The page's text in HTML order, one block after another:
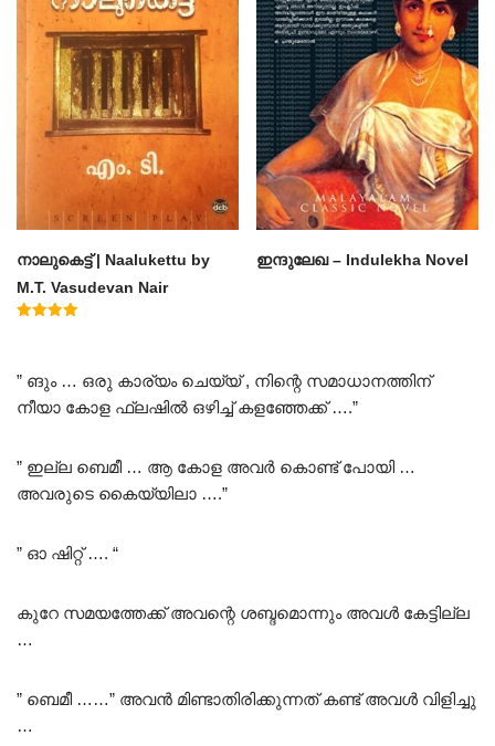
നാലുകെട്ട് | Naalukettu by
M.T. Vasudevan Nair
ഇന്ദുലേഖ – Indulekha Novel
” ങും … ഒരു കാര്യം ചെയ്യ് , നിന്റെ സമാധാനത്തിന്
നീയാ കോള ഫ്ലഷിൽ ഒഴിച്ച് കളഞ്ഞേക്ക് ….”
” ഇല്ല ബെമീ … ആ കോള അവർ കൊണ്ട് പോയി …
അവരുടെ കൈയ്യിലാ ….”
” ഓ ഷിറ്റ് …. “
കുറേ സമയത്തേക്ക് അവന്റെ ശബ്ദമൊന്നും അവൾ കേട്ടില്ല
…
” ബെമീ ……” അവൻ മിണ്ടാതിരിക്കുന്നത് കണ്ട് അവൾ വിളിച്ചു
…